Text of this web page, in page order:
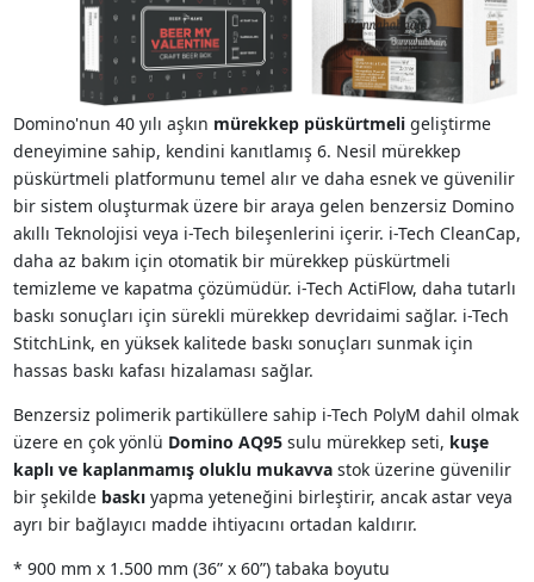
Domino'nun 40 yılı aşkın mürekkep püskürtmeligeliştirme
deneyimine sahip, kendini kanıtlamış 6. Nesil mürekkep
püskürtmeli platformunu temel alır ve daha esnek ve güvenilir
bir sistem oluşturmak üzere bir araya gelen benzersiz Domino
akıllı Teknolojisi veya i-Tech bileşenlerini içerir. i-Tech CleanCap,
daha az bakım için otomatik bir mürekkep püskürtmeli
temizleme ve kapatma çözümüdür. i-Tech ActiFlow, daha tutarlı
baskı sonuçları için sürekli mürekkep devridaimi sağlar. i-Tech
StitchLink, en yüksek kalitede baskı sonuçları sunmak için
hassas baskı kafası hizalaması sağlar.
Benzersiz polimerik partiküllere sahip i-Tech PolyM dahil olmak
üzere en çok yönlü Domino AQ95sulu mürekkep seti, kuşe
kaplı ve kaplanmamış oluklu mukavvastok üzerine güvenilir
bir şekildebaskıyapma yeteneğini birleştirir, ancak astar veya
ayrı bir bağlayıcı madde ihtiyacını ortadan kaldırır.
* 900 mm x 1.500 mm (36” x 60”) tabaka boyutu